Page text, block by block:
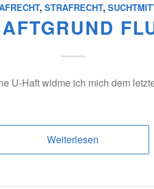
,STRAFRECHT,
U-Haft widme ich mich dem
Weiterlesen